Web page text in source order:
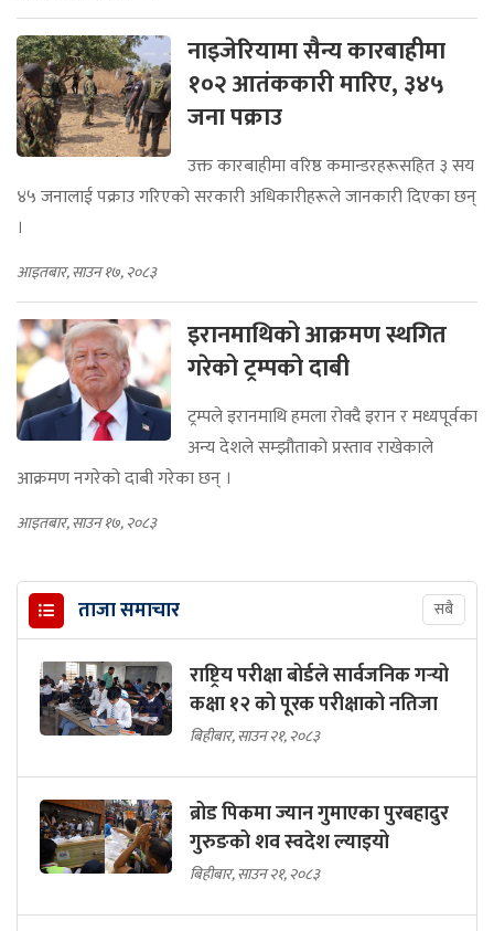
नाइजेरियामा सैन्य कारबाहीमा
१०२ आतंककारी मारिए, ३४५
जना पक्राउ
उक्त कारबाहीमा वरिष्ठ कमान्डरहरूसहित ३ सय
४५ जनालाई पक्राउ गरिएको सरकारी अधिकारीहरूले जानकारी दिएका छन्
।
आइतबार, साउन १७, २०८३
इरानमाथिको आक्रमण स्थगित
गरेको ट्रम्पको दाबी
ट्रम्पले इरानमाथि हमला रोक्दै इरान र मध्यपूर्वका
अन्य देशले सम्झौताको प्रस्ताव राखेकाले
आक्रमण नगरेको दाबी गरेका छन् ।
आइतबार, साउन १७, २०८३
ताजा समाचार सबै
राष्ट्रिय परीक्षा बोर्डले सार्वजनिक गर्‍यो
कक्षा १२ को पूरक परीक्षाको नतिजा
बिहीबार, साउन २१, २०८३
ब्रोड पिकमा ज्यान गुमाएका पुरबहादुर
गुरुङको शव स्वदेश ल्याइयो
बिहीबार, साउन २१, २०८३